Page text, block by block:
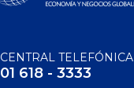
CENTRAL TELEFÓNICA
01 618 - 3333